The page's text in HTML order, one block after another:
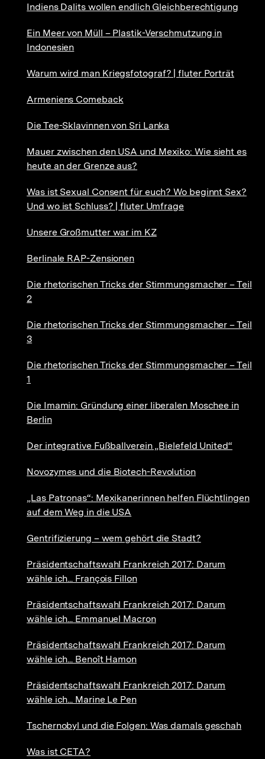
Indiens Dalits wollen endlich Gleichberechtigung
Ein Meer von Müll – Plastik-Verschmutzung in
Indonesien
Warum wird man Kriegsfotograf? | fluter Porträt
Armeniens Comeback
Die Tee-Sklavinnen von Sri Lanka
Mauer zwischen den USA und Mexiko: Wie sieht es
heute an der Grenze aus?
Was ist Sexual Consent für euch? Wo beginnt Sex?
Und wo ist Schluss? | fluter Umfrage
Unsere Großmutter war im KZ
Berlinale RAP-Zensionen
Die rhetorischen Tricks der Stimmungsmacher – Teil
2
Die rhetorischen Tricks der Stimmungsmacher – Teil
3
Die rhetorischen Tricks der Stimmungsmacher – Teil
1
Die Imamin: Gründung einer liberalen Moschee in
Berlin
Der integrative Fußballverein „Bielefeld United“
Novozymes und die Biotech-Revolution
„Las Patronas“: Mexikanerinnen helfen Flüchtlingen
auf dem Weg in die USA
Gentrifizierung – wem gehört die Stadt?
Präsidentschaftswahl Frankreich 2017: Darum
wähle ich... François Fillon
Präsidentschaftswahl Frankreich 2017: Darum
wähle ich... Emmanuel Macron
Präsidentschaftswahl Frankreich 2017: Darum
wähle ich... Benoît Hamon
Präsidentschaftswahl Frankreich 2017: Darum
wähle ich... Marine Le Pen
Tschernobyl und die Folgen: Was damals geschah
Was ist CETA?